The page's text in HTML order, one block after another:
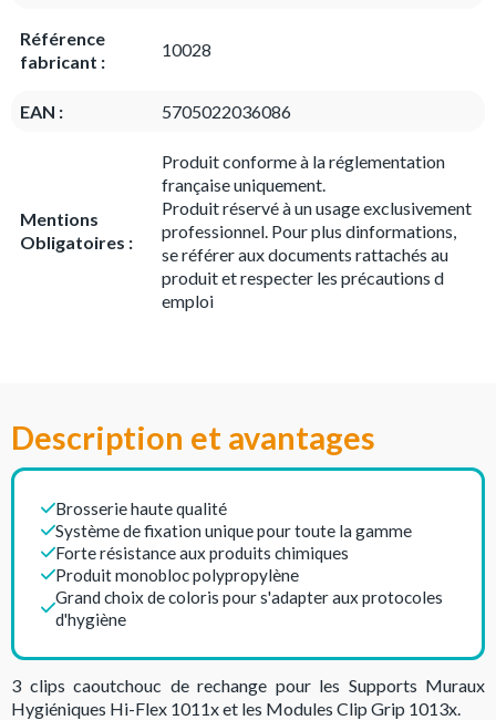
Référence
fabricant :
10028
EAN : 5705022036086
Mentions
Obligatoires :
Produit conforme à la réglementation
française uniquement.
Produit réservé à un usage exclusivement
professionnel. Pour plus dinformations,
se référer aux documents rattachés au
produit et respecter les précautions d
emploi
Description et avantages
Brosserie haute qualité
Système de fixation unique pour toute la gamme
Forte résistance aux produits chimiques
Produit monobloc polypropylène
Grand choix de coloris pour s'adapter aux protocoles
d'hygiène
3 clips caoutchouc de rechange pour les Supports Muraux
Hygiéniques Hi-Flex 1011x et les Modules Clip Grip 1013x.